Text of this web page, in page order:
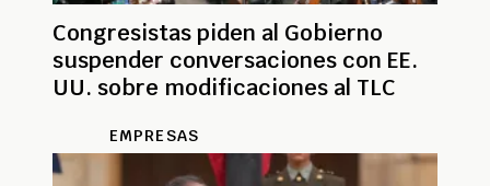
Congresistas piden al Gobierno
suspender conversaciones con EE.
UU. sobre modificaciones al TLC
EMPRESAS